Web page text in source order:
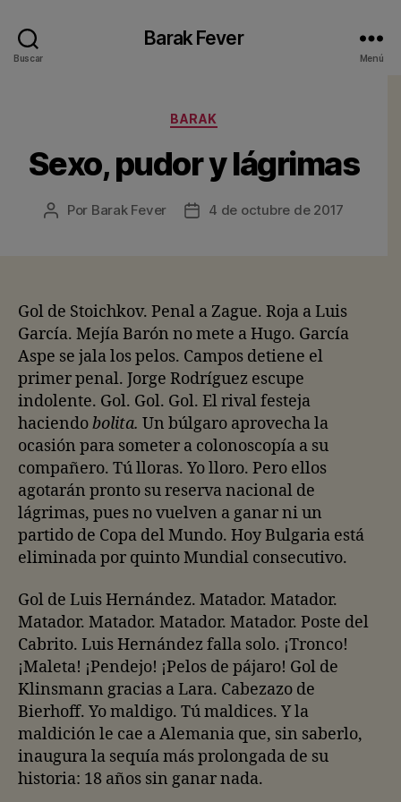
Buscar
Barak Fever
Menú
Categorías
BARAK
Sexo, pudor y lágrimas
Autor
Por Barak Fever
Fecha4 de octubre de 2017
Gol de Stoichkov. Penal a Zague. Roja a Luis
García. Mejía Barón no mete a Hugo. García
Aspe se jala los pelos. Campos detiene el
primer penal. Jorge Rodríguez escupe
indolente. Gol. Gol. Gol. El rival festeja
haciendobolita. Un búlgaro aprovecha la
ocasión para someter a colonoscopía a su
compañero. Tú lloras. Yo lloro. Pero ellos
agotarán pronto su reserva nacional de
lágrimas, pues no vuelven a ganar ni un
partido de Copa del Mundo. Hoy Bulgaria está
eliminada por quinto Mundial consecutivo.
Gol de Luis Hernández. Matador. Matador.
Matador. Matador. Matador. Matador. Poste del
Cabrito. Luis Hernández falla solo. ¡Tronco!
¡Maleta! ¡Pendejo! ¡Pelos de pájaro! Gol de
Klinsmann gracias a Lara. Cabezazo de
Bierhoff. Yo maldigo. Tú maldices. Y la
maldición le cae a Alemania que, sin saberlo,
inaugura la sequía más prolongada de su
historia: 18 años sin ganar nada.